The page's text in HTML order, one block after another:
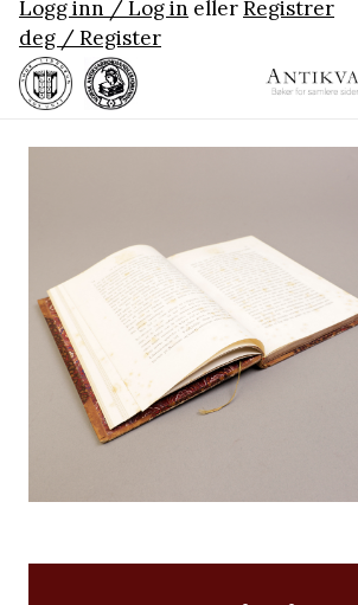
Logg inn / Log in ellerRegistrer
deg / Register